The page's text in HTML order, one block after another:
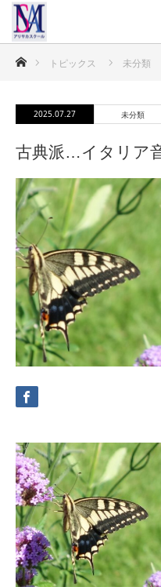
ホームトピックス 未分類
2025.07.27 未分類
古典派…イタリア